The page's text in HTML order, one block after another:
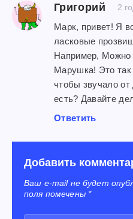
Григорий 2
Марк, привет! Я
ласковые
Например, Можно
Марушка! Это так
чтобы звучало
есть? Давайте
Ответить
Добавить
Ваш e-mail не будет
поля помечены *